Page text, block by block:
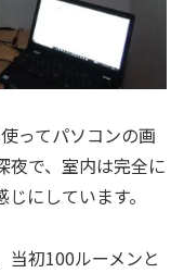
ってパソコンの画
夜で、室内は完全に
にしています。
当初100ルーメンと